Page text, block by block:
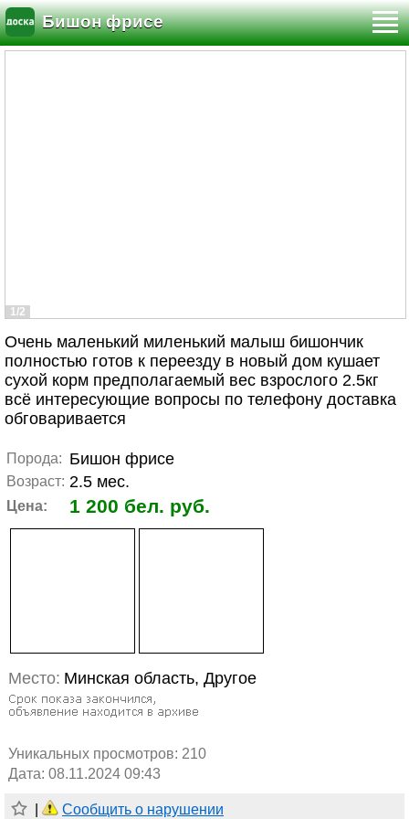
Бишон фрисе
1/2
Очень маленький миленький малыш бишончик
полностью готов к переезду в новый дом кушает
сухой корм предполагаемый вес взрослого 2.5кг
всё интересующие вопросы по телефону доставка
обговаривается
Порода: Бишон фрисе
Возраст: 2.5 мес.
Цена: 1 200 бел. руб.
Место: Минская область, Другое
Уникальных просмотров: 210
Дата: 08.11.2024 09:43
Сообщить о нарушении